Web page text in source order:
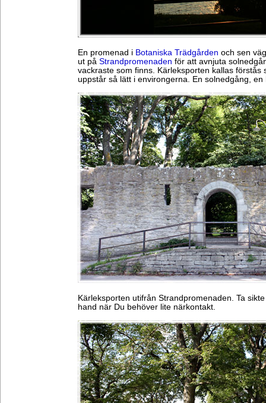
En promenad i Botaniska Trädgården och sen
ut på Strandpromenaden för att avnjuta
vackraste som finns. Kärleksporten kallas förstås
uppstår så lätt i environgerna. En solnedgång,
Kärleksporten utifrån Strandpromenaden. Ta
hand när Du behöver lite närkontakt.